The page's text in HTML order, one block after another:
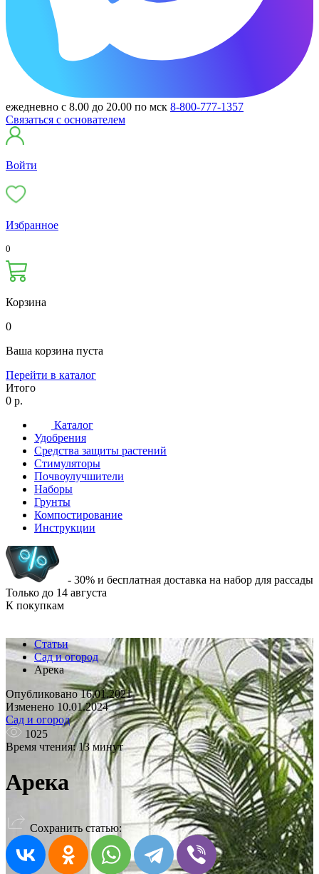
ежедневно с 8.00 до 20.00 по мск 8-800-777-1357
Связаться с основателем
Войти
Избранное
0
Корзина
0
Ваша корзина пуста
Перейти в каталог
Итого
0 р.
Каталог
Удобрения
Средства защиты растений
Стимуляторы
Почвоулучшители
Наборы
Грунты
Компостирование
Инструкции
- 30% и бесплатная доставка на набор для рассады
Только до 14 августа
К покупкам
Статьи
Сад и огород
Арека
Опубликовано 16.01.2021
Изменено 10.01.2024
Сад и огород
1025
Время чтения: 13 минут
Арека
Сохранить статью: